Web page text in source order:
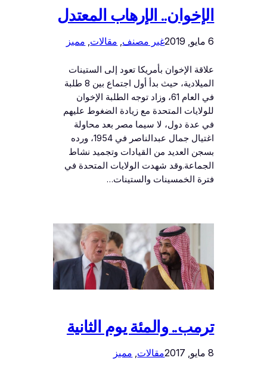
الإخوان.. الإرهاب المعتدل
6 مايو, 2019 غير مصنف مقالات مميز
علاقة الإخوان بأمريكا تعود إلى الستينات
الميلادية، حيث بدأ أول اجتماع بين 8 طلبة
في العام 61، وزاد توجه الطلبة الإخوان
للولايات المتحدة مع زيادة الضغوط عليهم
في عدة دول، لا سيما مصر بعد محاولة
اغتيال جمال عبدالناصر في 1954، ورده
بسجن العديد من القيادات وتجميد نشاط
الجماعة.وقد شهدت الولايات المتحدة في
فترة الخمسينات والستينات…
ترمب.. والمئة يوم الثانية
8 مايو, 2017 مقالات مميز